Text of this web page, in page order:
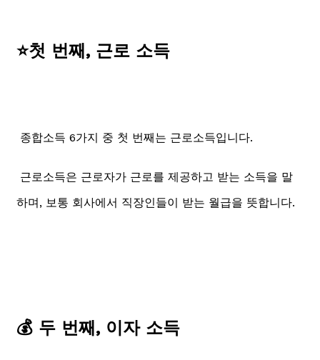
⭐첫 번째, 근로 소득
종합소득 6가지 중 첫 번째는 근로소득입니다.
근로소득은 근로자가 근로를 제공하고 받는 소득을 말
하며, 보통 회사에서 직장인들이 받는 월급을 뜻합니다.
💰 두 번째, 이자 소득